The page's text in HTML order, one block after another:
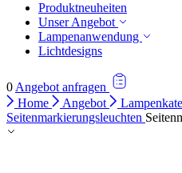
Produktneuheiten
Unser Angebot
Lampenanwendung
Lichtdesigns
0 Angebot anfragen
Home
Angebot
Seitenmarkierungsleuchten